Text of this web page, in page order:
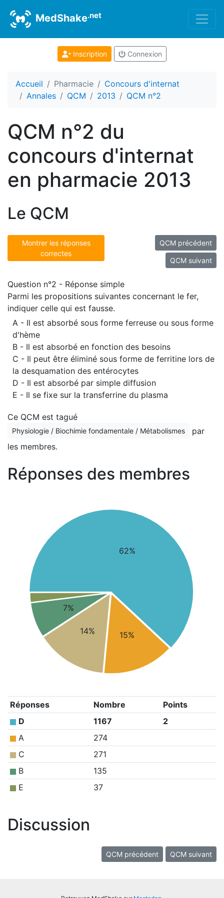
MedShake.net
Inscription Connexion
Accueil Pharmacie
Concours d'internat
Annales
QCM 2013 QCM n°2
QCM n°2 du
concours d'internat
en pharmacie 2013
Le QCM
Montrer les réponses
correctes
QCM précédent
QCM suivant
Question n°2 - Réponse simple
Parmi les propositions suivantes concernant le fer,
indiquer celle qui est fausse.
A - Il est absorbé sous forme ferreuse ou sous forme
d'hème
B - Il est absorbé en fonction des besoins
C - Il peut être éliminé sous forme de ferritine lors de
la desquamation des entérocytes
D - Il est absorbé par simple diffusion
E - Il se fixe sur la transferrine du plasma
Ce QCM est tagué
Physiologie / Biochimie fondamentale / Métabolismes
par
les membres.
Réponses des membres
62%
15%
14%
7%
Réponses Nombre
Points
D
1167
2
A
274
C
271
B
135
E
37
Discussion
QCM précédent QCM suivant